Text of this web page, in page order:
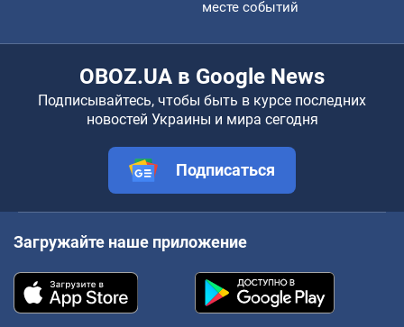
месте событий
OBOZ.UA в Google News
Подписывайтесь, чтобы быть в курсе последних
новостей Украины и мира сегодня
Подписаться
Загружайте наше приложение